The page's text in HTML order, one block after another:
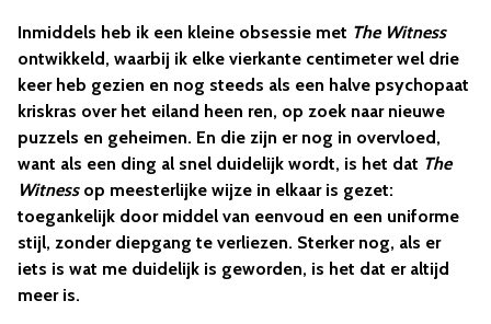
Inmiddels heb ik een kleine obsessie met The Witness
ontwikkeld, waarbij ik elke vierkante centimeter wel drie
keer heb gezien en nog steeds als een halve psychopaat
kriskras over het eiland heen ren, op zoek naar nieuwe
puzzels en geheimen. En die zijn er nog in overvloed,
want als een ding al snel duidelijk wordt, is het dat The
Witnessop meesterlijke wijze in elkaar is gezet:
toegankelijk door middel van eenvoud en een uniforme
stijl, zonder diepgang te verliezen. Sterker nog, als er
iets is wat me duidelijk is geworden, is het dat er altijd
meer is.